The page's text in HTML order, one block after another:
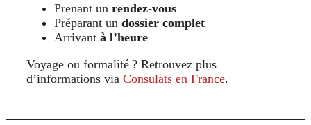
Prenant un rendez-vous
Préparant un dossier complet
Arrivant à l’heure
Voyage ou formalité ? Retrouvez plus
d’informations via Consulats en France.